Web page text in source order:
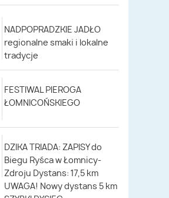
NADPOPRADZKIE JADŁO
regionalne smaki i lokalne
tradycje
FESTIWAL PIEROGA
ŁOMNICOŃSKIEGO
DZIKA TRIADA: ZAPISY do
Biegu Ryśca w Łomnicy-
Zdroju Dystans: 17,5 km
UWAGA! Nowy dystans 5 km